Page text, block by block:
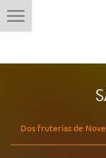
Dos fruterías de